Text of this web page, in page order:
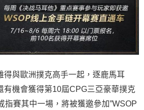
得與歐洲撲克高手一起，逐鹿馬耳
有機會獲得第10屆CPG三亞豪華撲克
指賽其中一場，將被獲邀參加”WSOP